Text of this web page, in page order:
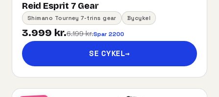
Reid Esprit 7 Gear
Shimano Tourney 7-trins gear Bycykel
3.999 kr.6.199 kr.Spar 2200
SE CYKEL→